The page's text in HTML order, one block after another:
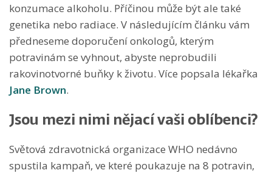
konzumace alkoholu. Příčinou může být ale také
genetika nebo radiace. V následujícím článku vám
předneseme doporučení onkologů, kterým
potravinám se vyhnout, abyste neprobudili
rakovinotvorné buňky k životu. Více popsala lékařka
Jane Brown.
Jsou mezi nimi nějací vaši oblíbenci?
Světová zdravotnická organizace WHO nedávno
spustila kampaň, ve které poukazuje na 8 potravin,